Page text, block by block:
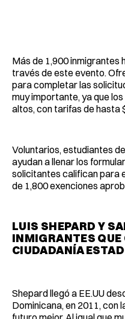
Más de 1,900 inmigrantes
través de este evento.
para completar las
muy importante, ya que
altos, con tarifas de hasta
Voluntarios, estudiantes
ayudan a llenar los
solicitantes califican para
de 1,800 exenciones
LUIS SHEPARD Y
INMIGRANTES
CIUDADANÍA
Shepard llegó a EE.UU
Dominicana, en 2011, con